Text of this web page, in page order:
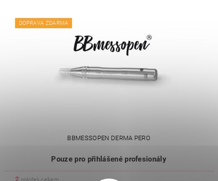
DOPRAVA ZDARMA
BBMESSOPEN DERMA PERO
Pouze pro přihlášené profesionály
2